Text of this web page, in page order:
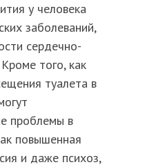
у человека
заболеваний,
сердечно-
того, как
туалета в
проблемы в
повышенная
и даже психоз,